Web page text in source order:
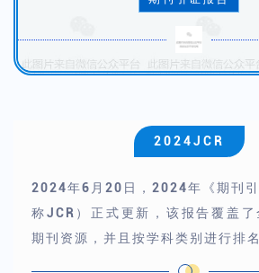
2024JCR
2024年6月20日，2024年《期刊
称JCR）正式更新，该报告覆盖了
期刊资源，并且按学科类别进行排名